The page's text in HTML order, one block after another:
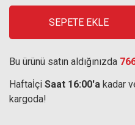
SEPETE EKLE
Bu ürünü satın aldığınızda
Haftaİçi Saat 16:00'a kadar
kargoda!